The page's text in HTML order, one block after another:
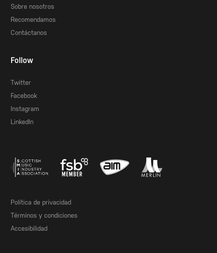
Sobre nosotros
Recomendamos
Contáctanos
Follow
Twitter
Facebook
Instagram
LinkedIn
Política de privacidad
Términos y condiciones
Accesibilidad